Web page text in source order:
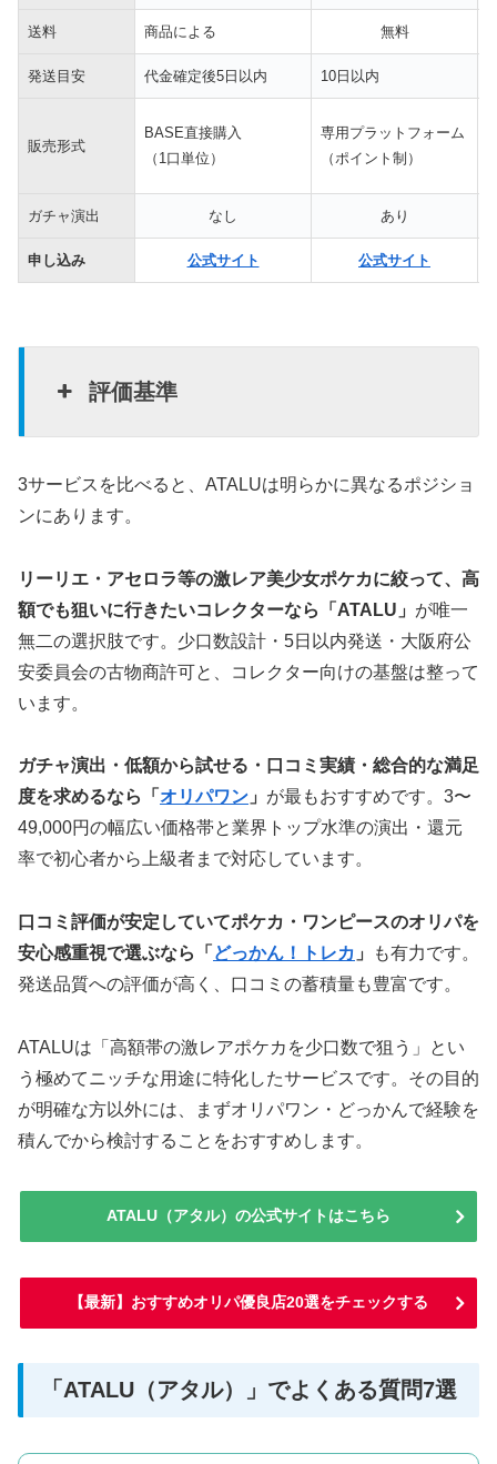
送料 商品による 無料
発送目安 代金確定後5日以内 10日以内
販売形式
BASE直接購入
（1口単位）
専用プラットフォーム
（ポイント制）
ガチャ演出 なし あり
申し込み 公式サイト 公式サイト
評価基準
3サービスを比べると、ATALUは明らかに異なるポジショ
ンにあります。
リーリエ・アセロラ等の激レア美少女ポケカに絞って、高
額でも狙いに行きたいコレクターなら「ATALU」 が唯一
無二の選択肢です。少口数設計・5日以内発送・大阪府公
安委員会の古物商許可と、コレクター向けの基盤は整って
います。
ガチャ演出・低額から試せる・口コミ実績・総合的な満足
度を求めるなら「 オリパワン 」 が最もおすすめです。3〜
49,000円の幅広い価格帯と業界トップ水準の演出・還元
率で初心者から上級者まで対応しています。
口コミ評価が安定していてポケカ・ワンピースのオリパを
安心感重視で選ぶなら「 どっかん！トレカ 」
も有力です。
発送品質への評価が高く、口コミの蓄積量も豊富です。
ATALUは「高額帯の激レアポケカを少口数で狙う」とい
う極めてニッチな用途に特化したサービスです。その目的
が明確な方以外には、まずオリパワン・どっかんで経験を
積んでから検討することをおすすめします。
ATALU（アタル）の公式サイトはこちら
【最新】おすすめオリパ優良店20選をチェックする
「ATALU（アタル）」でよくある質問7選